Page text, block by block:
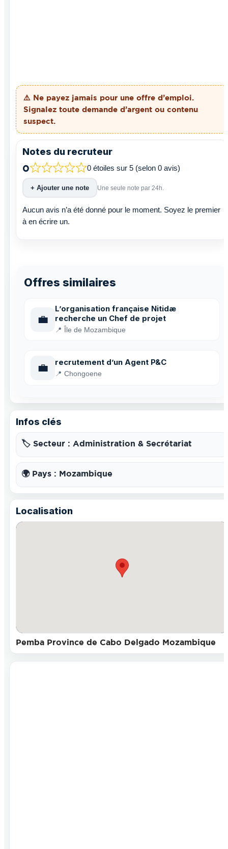
⚠️ Ne payez jamais pour une offre d’emploi.
Signalez toute demande d’argent ou contenu
suspect.
Notes du recruteur
0 0 étoiles sur 5 (selon 0 avis)
+ Ajouter une note Une seule note par 24h.
Aucun avis n’a été donné pour le moment. Soyez le premier
à en écrire un.
Offres similaires
💼
L’organisation française Nitidæ
recherche un Chef de projet
📍 Île de Mozambique
💼 recrutement d’un Agent P&C
📍 Chongoene
Infos clés
🏷️ Secteur : Administration & Secrétariat
🌍 Pays : Mozambique
Localisation
Pemba Province de Cabo Delgado Mozambique